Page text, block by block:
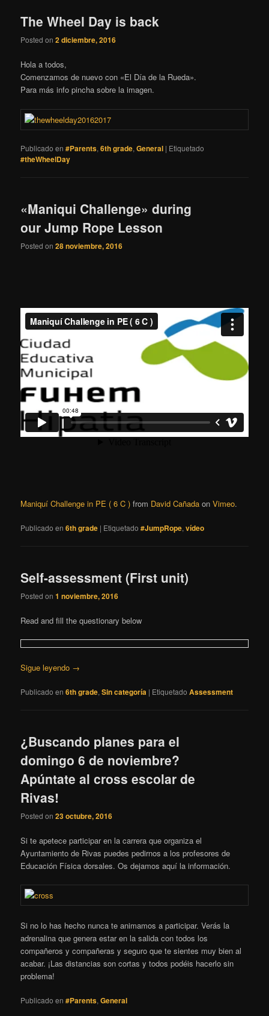
The Wheel Day is back
Posted on2 diciembre, 2016
Hola a todos,
Comenzamos de nuevo con «El Día de la Rueda».
Para más info pincha sobre la imagen.
Publicado en #Parents,6th grade,General | Etiquetado
#theWheelDay
«Maniqui Challenge» during
our Jump Rope Lesson
Posted on28 noviembre, 2016
Maniquí Challenge in PE ( 6 C ) from David Cañada onVimeo.
Publicado en 6th grade | Etiquetado #JumpRope,vídeo
Self-assessment (First unit)
Posted on1 noviembre, 2016
Read and fill the questionary below
Sigue leyendo →
Publicado en 6th grade,Sin categoría | Etiquetado Assessment
¿Buscando planes para el
domingo 6 de noviembre?
Apúntate al cross escolar de
Rivas!
Posted on23 octubre, 2016
Si te apetece participar en la carrera que organiza el
Ayuntamiento de Rivas puedes pedirnos a los profesores de
Educación Física dorsales. Os dejamos aquí la información.
Si no lo has hecho nunca te animamos a participar. Verás la
adrenalina que genera estar en la salida con todos los
compañeros y compañeras y seguro que te sientes muy bien al
acabar. ¡Las distancias son cortas y todos podéis hacerlo sin
problema!
Publicado en #Parents,General